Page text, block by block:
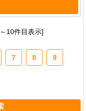
10件目表示]
7 8 9